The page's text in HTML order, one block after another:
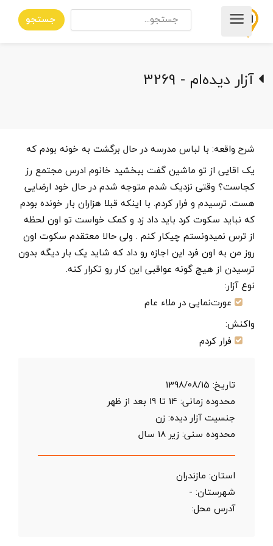
جستجو
آزار دیده‌ام - 3269
شرح واقعه: با لباس مدرسه در حال برگشت به خونه بودم که
یک اقایی از تو ماشین گفت ببخشید خانوم ادرس مجتمع رز
کجاست؟ وقتی نزدیک شدم متوجه شدم در حال خود ارضایی
هست. ترسیدم و فرار کردم. با اینکه قبلا هزاران بار خونده بودم
که نباید سکوت کرد باید داد زد و کمک خواست تو اون لحظه
از ترس نمیدونستم چیکار کنم . ولی حالا معتقدم سکوت اون
روز من به اون فرد این اجازه رو داد که شاید یک بار دیگه بدون
ترسیدن از هیچ گونه عواقبی این کار رو تکرار کنه.
نوع آزار:
عورت‌نمایی در ملاء عام
واکنش:
فرار کردم
تاریخ: 1398/08/15
محدوده زمانی: 14 تا 19 بعد از ظهر
جنسیت آزار دیده: زن
محدوده سنی: زیر 18 سال
استان: مازندران
شهرستان: -
آدرس محل: